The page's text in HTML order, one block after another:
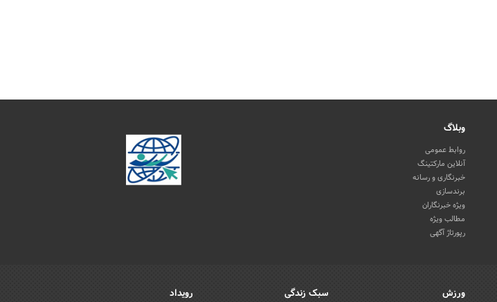
وبلاگ
روابط عمومی
آنلاین مارکتینگ
خبرنگاری و رسانه
برندسازی
ویژه خبرنگاران
مطالب ویژه
رپورتاژ آگهی
ورزش سبک زندگی رویداد